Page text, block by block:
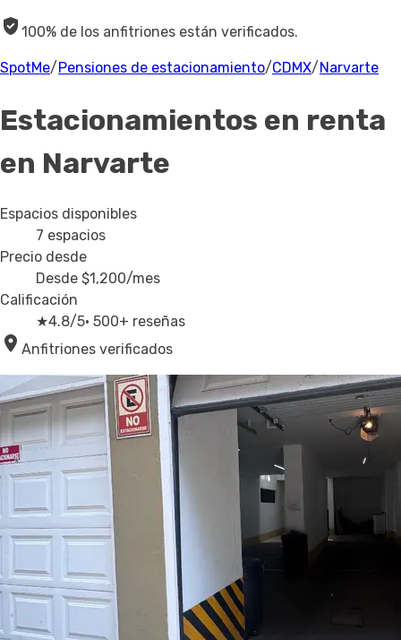
100% de los anfitriones están verificados.
SpotMe/ Pensiones de estacionamiento/CDMX/ Narvarte
Estacionamientos en renta
en Narvarte
Espacios disponibles
7 espacios
Precio desde
Desde $1,200/mes
Calificación
★4.8/5· 500+ reseñas
Anfitriones verificados